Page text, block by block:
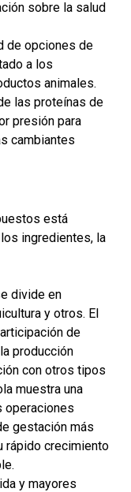
sobre la salud
de opciones de
a los
animales.
las proteínas de
presión para
cambiantes
está
ingredientes, la
divide en
y otros. El
de
producción
con otros tipos
muestra una
operaciones
gestación más
rápido crecimiento
y mayores